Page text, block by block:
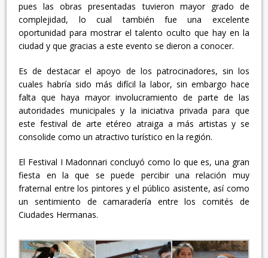
pues las obras presentadas tuvieron mayor grado de
complejidad, lo cual también fue una excelente
oportunidad para mostrar el talento oculto que hay en la
ciudad y que gracias a este evento se dieron a conocer.
Es de destacar el apoyo de los patrocinadores, sin los
cuales habría sido más difícil la labor, sin embargo hace
falta que haya mayor involucramiento de parte de las
autoridades municipales y la iniciativa privada para que
este festival de arte etéreo atraiga a más artistas y se
consolide como un atractivo turístico en la región.
El Festival I Madonnari concluyó como lo que es, una gran
fiesta en la que se puede percibir una relación muy
fraternal entre los pintores y el público asistente, así como
un sentimiento de camaradería entre los comités de
Ciudades Hermanas.